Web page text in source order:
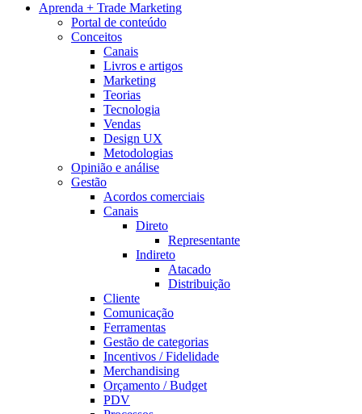
Aprenda + Trade Marketing
Portal de conteúdo
Conceitos
Canais
Livros e artigos
Marketing
Teorias
Tecnologia
Vendas
Design UX
Metodologias
Opinião e análise
Gestão
Acordos comerciais
Canais
Direto
Representante
Indireto
Atacado
Distribuição
Cliente
Comunicação
Ferramentas
Gestão de categorias
Incentivos / Fidelidade
Merchandising
Orçamento / Budget
PDV